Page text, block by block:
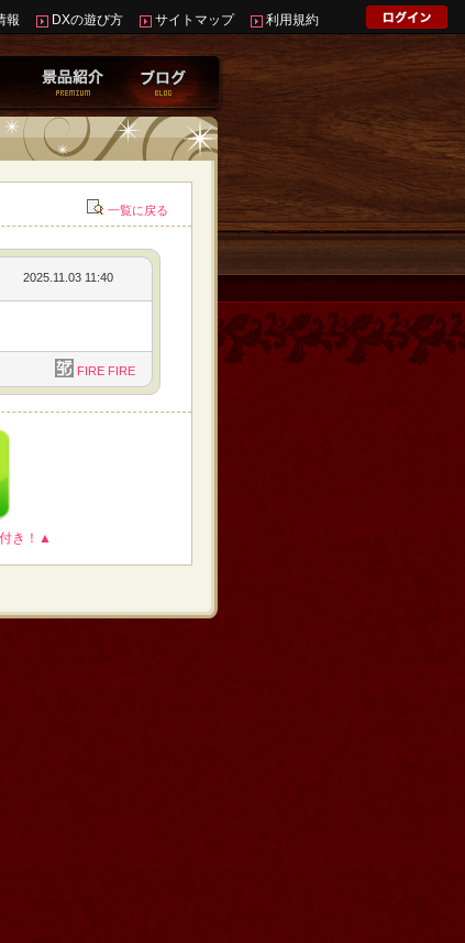
報 DXの遊び方 サイトマップ 利用規約
一覧に戻る
2025.11.03 11:40
FIRE FIRE
き！▲